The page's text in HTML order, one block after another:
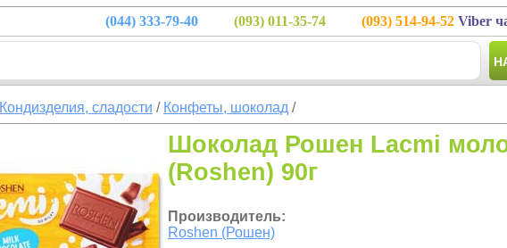
(044) 333-79-40 (093) 011-35-74 (093) 514-94-52 Viber
Кондизделия, сладости / Конфеты, шоколад /
Шоколад Рошен Lacmi
(Roshen) 90г
Производитель:
Roshen (Рошен)